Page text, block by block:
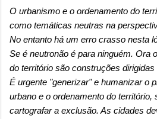
O urbanismo e o ordenamento do
como temáticas neutras na
No entanto há um erro crasso nesta
Se é neutronão é para ninguém. Ora
do território são construções
É urgente "generizar" e humanizar o
urbano e o ordenamento do território,
cartografar a exclusão. As cidades